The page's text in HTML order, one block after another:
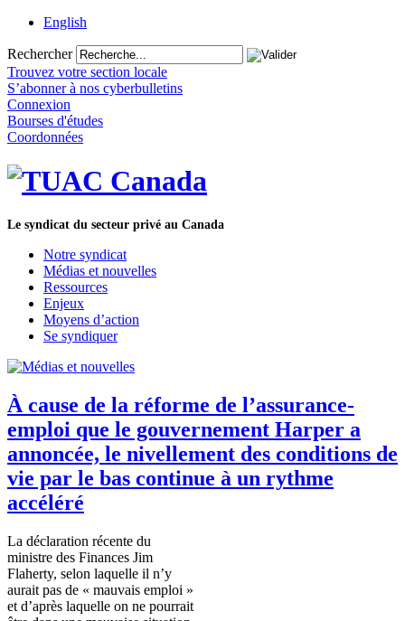
English
Rechercher
Trouvez votre section locale
S’abonner à nos cyberbulletins
Connexion
Bourses d'études
Coordonnées
Le syndicat du secteur privé au Canada
Notre syndicat
Médias et nouvelles
Ressources
Enjeux
Moyens d’action
Se syndiquer
À cause de la réforme de l’assurance-
emploi que le gouvernement Harper a
annoncée, le nivellement des conditions de
vie par le bas continue à un rythme
accéléré
La déclaration récente du
ministre des Finances Jim
Flaherty, selon laquelle il n’y
aurait pas de « mauvais emploi »
et d’après laquelle on ne pourrait